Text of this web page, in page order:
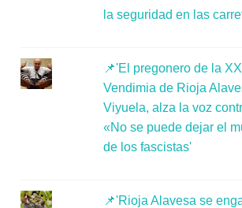
la seguridad en las
📌'El pregonero de la
Vendimia de Rioja
Viyuela, alza la voz
«No se puede dejar el
de los fascistas'
📌'Rioja Alavesa se